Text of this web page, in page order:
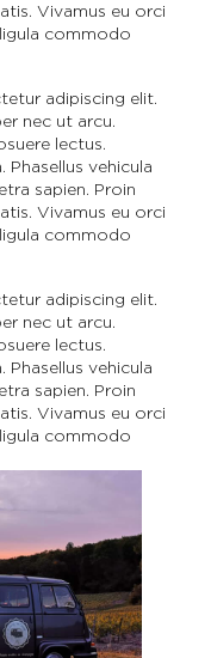
Vivamus eu orci
commodo
adipiscing elit.
nec ut arcu.
lectus.
vehicula
sapien. Proin
Vivamus eu orci
commodo
adipiscing elit.
nec ut arcu.
lectus.
vehicula
sapien. Proin
Vivamus eu orci
commodo